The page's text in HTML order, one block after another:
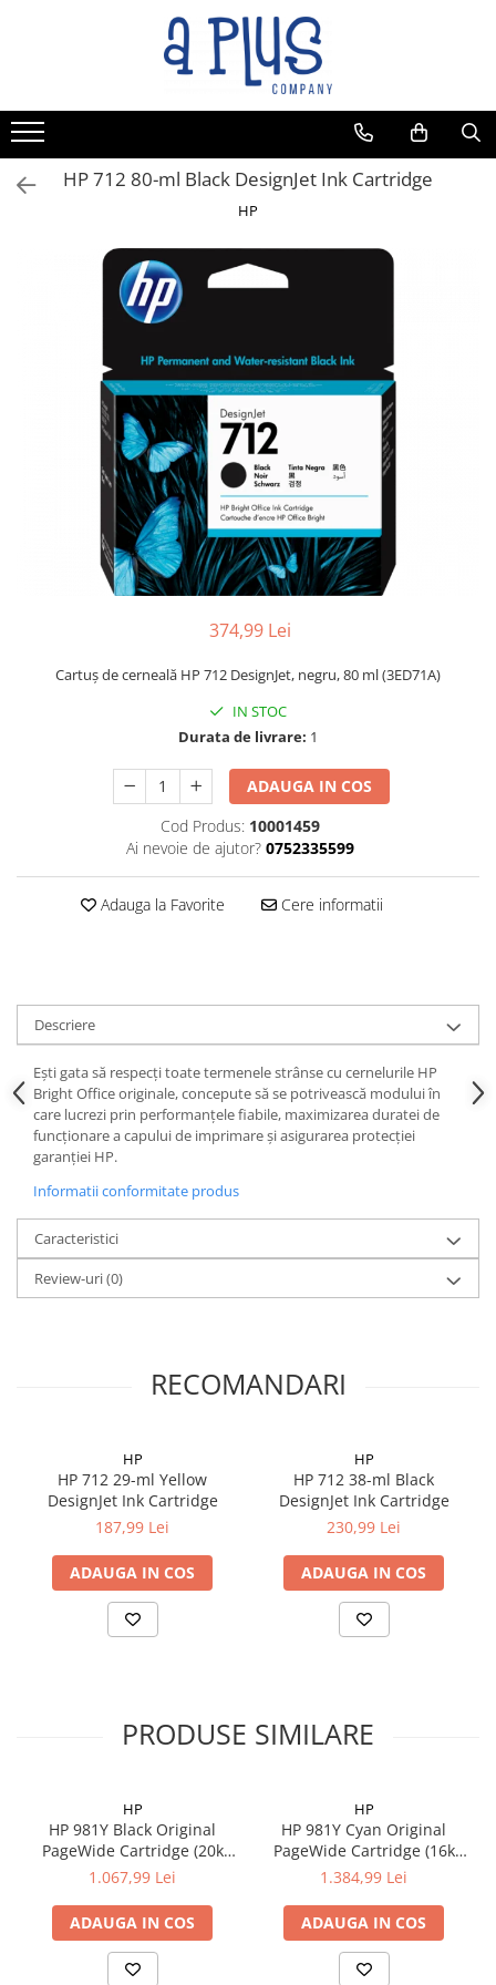
Benzi pentru etichete
Cartuse de cerneala
Cartuse toner
Unitate cilindru (Drum unit)
HP 712 80-ml Black DesignJet Ink Cartridge
HP
374,99 Lei
Cartuş de cerneală HP 712 DesignJet, negru, 80 ml (3ED71A)
IN STOC
Durata de livrare: 1
ADAUGA IN COS
Cod Produs: 10001459
Ai nevoie de ajutor? 0752335599
Adauga la Favorite Cere informatii
Descriere
Eşti gata să respecţi toate termenele strânse cu cernelurile HP
Bright Office originale, concepute să se potrivească modului în
care lucrezi prin performanţele fiabile, maximizarea duratei de
funcţionare a capului de imprimare şi asigurarea protecţiei
garanţiei HP.
Informatii conformitate produs
Caracteristici
Review-uri(0)
RECOMANDARI
HP
HP 712 29-ml Yellow
DesignJet Ink Cartridge
187,99 Lei
ADAUGA IN COS
HP
HP 712 38-ml Black
DesignJet Ink Cartridge
230,99 Lei
ADAUGA IN COS
PRODUSE SIMILARE
HP
HP 981Y Black Original
PageWide Cartridge (20k
pag)
1.067,99 Lei
ADAUGA IN COS
HP
HP 981Y Cyan Original
PageWide Cartridge (16k
pag)
1.384,99 Lei
ADAUGA IN COS